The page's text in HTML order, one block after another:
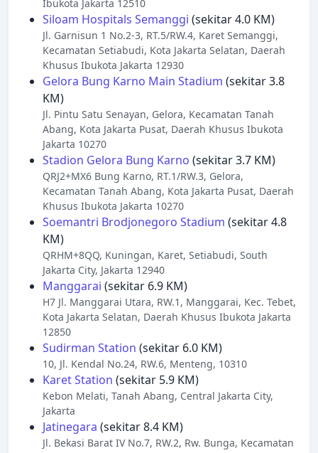
Ibukota Jakarta 12510
Siloam Hospitals Semanggi (sekitar 4.0 KM)
Jl. Garnisun 1 No.2-3, RT.5/RW.4, Karet Semanggi,
Kecamatan Setiabudi, Kota Jakarta Selatan, Daerah
Khusus Ibukota Jakarta 12930
Gelora Bung Karno Main Stadium (sekitar 3.8
KM)
Jl. Pintu Satu Senayan, Gelora, Kecamatan Tanah
Abang, Kota Jakarta Pusat, Daerah Khusus Ibukota
Jakarta 10270
Stadion Gelora Bung Karno (sekitar 3.7 KM)
QRJ2+MX6 Bung Karno, RT.1/RW.3, Gelora,
Kecamatan Tanah Abang, Kota Jakarta Pusat, Daerah
Khusus Ibukota Jakarta 10270
Soemantri Brodjonegoro Stadium (sekitar 4.8
KM)
QRHM+8QQ, Kuningan, Karet, Setiabudi, South
Jakarta City, Jakarta 12940
Manggarai (sekitar 6.9 KM)
H7 Jl. Manggarai Utara, RW.1, Manggarai, Kec. Tebet,
Kota Jakarta Selatan, Daerah Khusus Ibukota Jakarta
12850
Sudirman Station (sekitar 6.0 KM)
10, Jl. Kendal No.24, RW.6, Menteng, 10310
Karet Station (sekitar 5.9 KM)
Kebon Melati, Tanah Abang, Central Jakarta City,
Jakarta
Jatinegara (sekitar 8.4 KM)
Jl. Bekasi Barat IV No.7, RW.2, Rw. Bunga, Kecamatan